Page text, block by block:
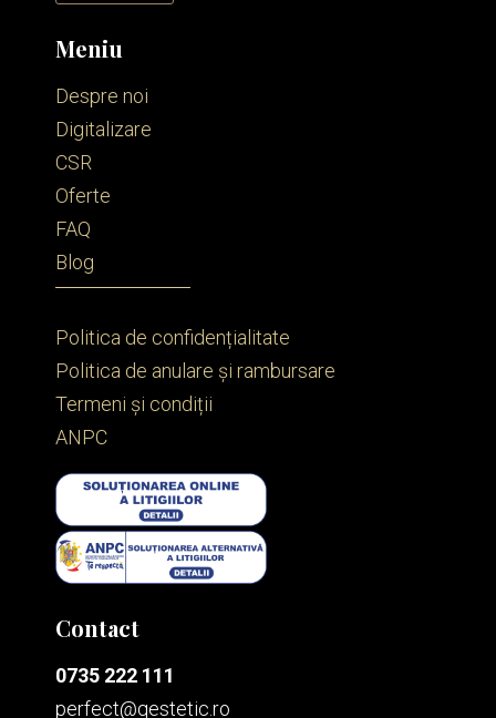
Meniu
Despre noi
Digitalizare
CSR
Oferte
FAQ
Blog
Politica de confidențialitate
Politica de anulare și rambursare
Termeni și condiții
ANPC
Contact
0735 222 111
perfect@qestetic.ro